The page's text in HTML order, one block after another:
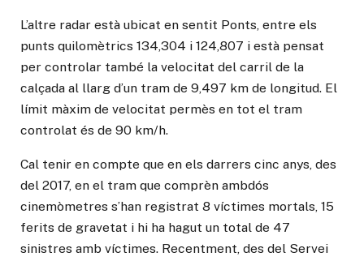
L’altre radar està ubicat en sentit Ponts, entre els
punts quilomètrics 134,304 i 124,807 i està pensat
per controlar també la velocitat del carril de la
calçada al llarg d’un tram de 9,497 km de longitud. El
límit màxim de velocitat permès en tot el tram
controlat és de 90 km/h.
Cal tenir en compte que en els darrers cinc anys, des
del 2017, en el tram que comprèn ambdós
cinemòmetres s’han registrat 8 víctimes mortals, 15
ferits de gravetat i hi ha hagut un total de 47
sinistres amb víctimes. Recentment, des del Servei